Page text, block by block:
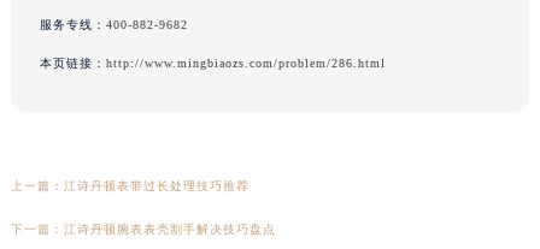
服务专线： 400-882-9682
本页链接： http://www.mingbiaozs.com/problem/286.html
上一篇： 江诗丹顿表带过长处理技巧推荐
下一篇： 江诗丹顿腕表表壳割手解决技巧盘点